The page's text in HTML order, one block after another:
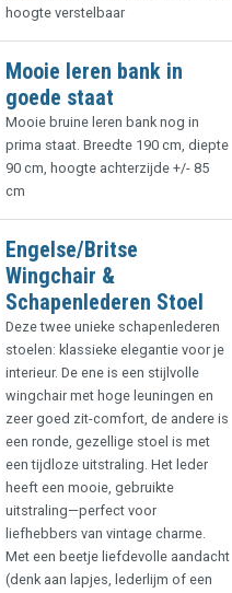
hoogte verstelbaar
Mooie leren bank in
goede staat
Mooie bruine leren bank nog in
prima staat. Breedte 190 cm, diepte
90 cm, hoogte achterzijde +/- 85
cm
Engelse/Britse
Wingchair &
Schapenlederen Stoel
Deze twee unieke schapenlederen
stoelen: klassieke elegantie voor je
interieur. De ene is een stijlvolle
wingchair met hoge leuningen en
zeer goed zit-comfort, de andere is
een ronde, gezellige stoel is met
een tijdloze uitstraling. Het leder
heeft een mooie, gebruikte
uitstraling—perfect voor
liefhebbers van vintage charme.
Met een beetje liefdevolle aandacht
(denk aan lapjes, lederlijm of een